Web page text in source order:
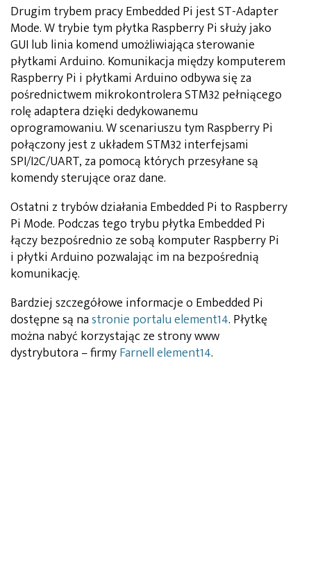
Drugim trybem pracy Embedded Pi jest ST-Adapter
Mode. W trybie tym płytka Raspberry Pi służy jako
GUI lub linia komend umożliwiająca sterowanie
płytkami Arduino. Komunikacja między komputerem
Raspberry Pi i płytkami Arduino odbywa się za
pośrednictwem mikrokontrolera STM32 pełniącego
rolę adaptera dzięki dedykowanemu
oprogramowaniu. W scenariuszu tym Raspberry Pi
połączony jest z układem STM32 interfejsami
SPI/I2C/UART, za pomocą których przesyłane są
komendy sterujące oraz dane.
Ostatni z trybów działania Embedded Pi to Raspberry
Pi Mode. Podczas tego trybu płytka Embedded Pi
łączy bezpośrednio ze sobą komputer Raspberry Pi
i płytki Arduino pozwalając im na bezpośrednią
komunikację.
Bardziej szczegółowe informacje o Embedded Pi
dostępne są nastronie portalu element14. Płytkę
można nabyć korzystając ze strony www
dystrybutora – firmyFarnell element14.